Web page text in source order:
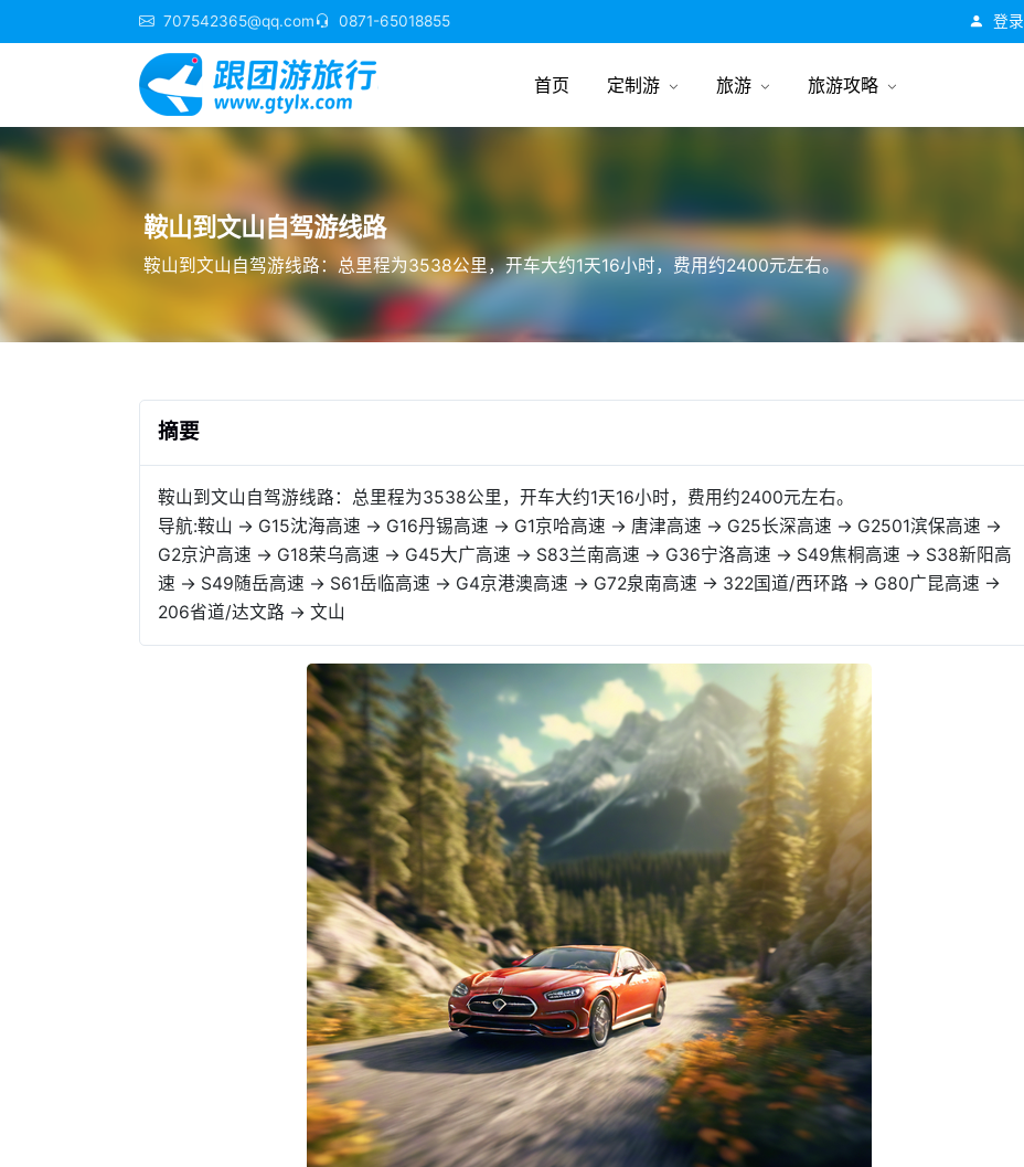
707542365@qq.com 0871-65018855 登录
首页 定制游 旅游 旅游攻略
鞍山到文山自驾游线路
鞍山到文山自驾游线路：总里程为3538公里，开车大约1天16小时，费用约2400元左右。
摘要
鞍山到文山自驾游线路：总里程为3538公里，开车大约1天16小时，费用约2400元左右。
导航:鞍山 → G15沈海高速 → G16丹锡高速 → G1京哈高速 → 唐津高速 → G25长深高速 → G2501滨保高速 →
G2京沪高速 → G18荣乌高速 → G45大广高速 → S83兰南高速 → G36宁洛高速 → S49焦桐高速 → S38新阳高
速 → S49随岳高速 → S61岳临高速 → G4京港澳高速 → G72泉南高速 → 322国道/西环路 → G80广昆高速 →
206省道/达文路 → 文山